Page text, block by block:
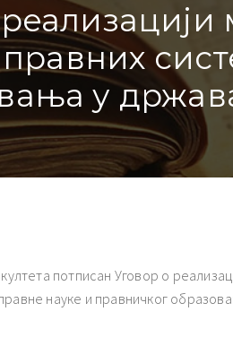
правних
у
потписан Уговор о
науке и правничког